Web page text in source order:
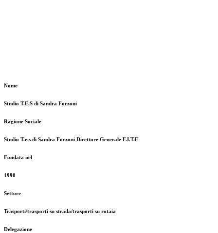
Nome
Studio T.E.S di Sandra Forzoni
Ragione Sociale
Studio T.e.s di Sandra Forzoni Direttore Generale F.I.T.E
Fondata nel
1990
Settore
Trasporti/trasporti su strada/trasporti su rotaia
Delegazione